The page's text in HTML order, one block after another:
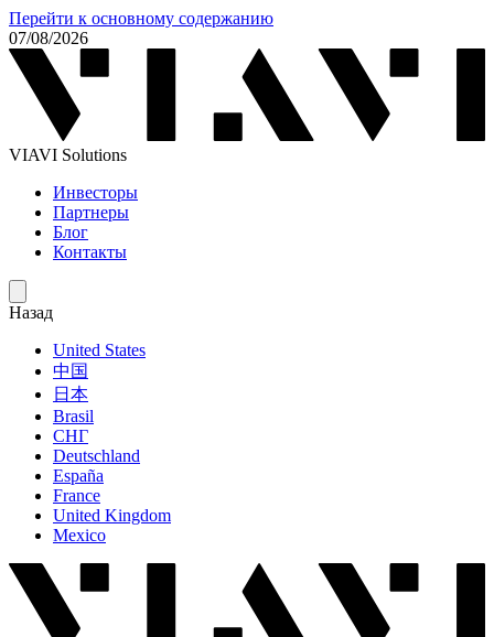
Перейти к основному содержанию
07/08/2026
VIAVI Solutions
Инвесторы
Партнеры
Блог
Контакты
Назад
United States
中国
日本
Brasil
СНГ
Deutschland
España
France
United Kingdom
Mexico